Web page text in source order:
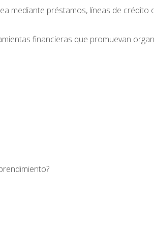
mediante préstamos, líneas de crédito
financieras que promuevan